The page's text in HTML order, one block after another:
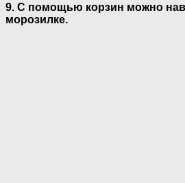
9. С помощью корзин можно
морозилке.